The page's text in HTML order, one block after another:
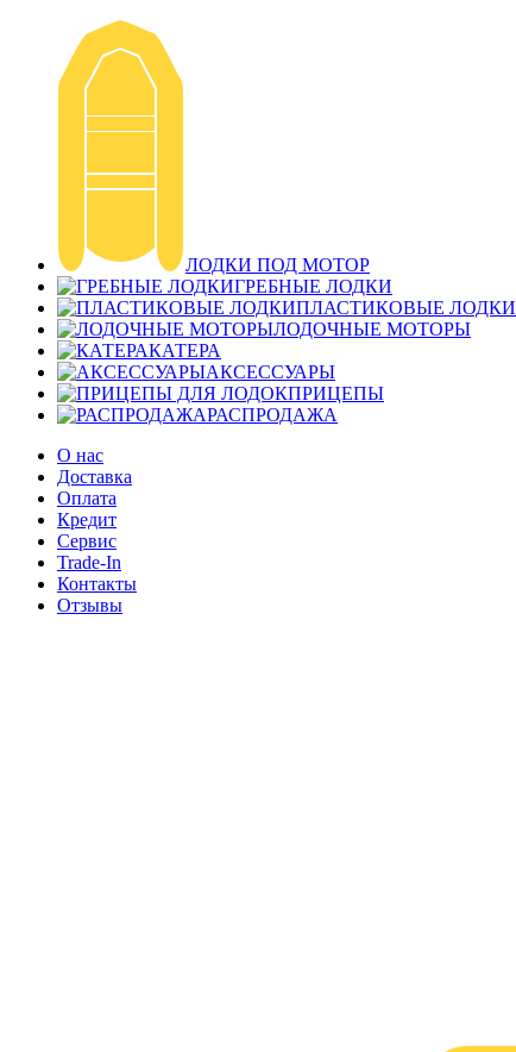
ЛОДКИ ПОД МОТОР
ГРЕБНЫЕ ЛОДКИ
ПЛАСТИКОВЫЕ ЛОДКИ
ЛОДОЧНЫЕ МОТОРЫ
КАТЕРА
АКСЕССУАРЫ
ПРИЦЕПЫ
РАСПРОДАЖА
О нас
Доставка
Оплата
Кредит
Сервис
Trade-In
Контакты
Отзывы